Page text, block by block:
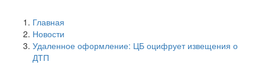
Главная
Новости
Удаленное оформление: ЦБ оцифрует извещения о
ДТП